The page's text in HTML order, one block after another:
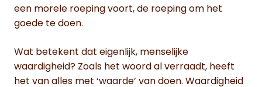
een morele roeping voort, de roeping om het
goede te doen.
Wat betekent dat eigenlijk, menselijke
waardigheid? Zoals het woord al verraadt, heeft
het van alles met ‘waarde’ van doen. Waardigheid